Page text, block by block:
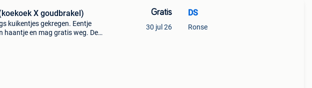
X goudbrakel)
kuikentjes gekregen. Eentje
haantje en mag gratis weg. De
Gratis
30 jul 26
DS
Ronse